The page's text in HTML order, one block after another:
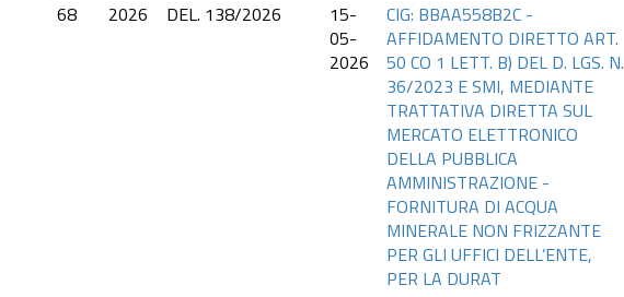
68 2026 DEL. 138/2026
15-
05-
2026
CIG: BBAA558B2C -
AFFIDAMENTO DIRETTO ART.
50 CO 1 LETT. B) DEL D. LGS. N.
36/2023 E SMI, MEDIANTE
TRATTATIVA DIRETTA SUL
MERCATO ELETTRONICO
DELLA PUBBLICA
AMMINISTRAZIONE -
FORNITURA DI ACQUA
MINERALE NON FRIZZANTE
PER GLI UFFICI DELL’ENTE,
PER LA DURAT